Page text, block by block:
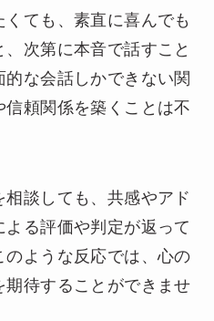
ても、素直に喜んでも
次第に本音で話すこと
な会話しかできない関
頼関係を築くことは不
談しても、共感やアド
る評価や判定が返って
のような反応では、心の
待することができませ